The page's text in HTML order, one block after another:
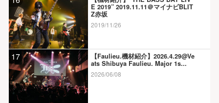
E 2019” 2019.11.11＠マイナビBLIT
Z赤坂
2019/11/26
17
【Faulieu.機材紹介】2026.4.29@Ve
ats Shibuya Faulieu. Major 1s...
2026/06/08